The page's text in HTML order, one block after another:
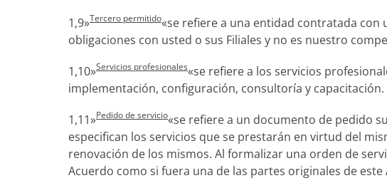
1,9»Tercero permitido«se refiere a una entidad contratada con
obligaciones con usted o sus Filiales y no es nuestro
1,10»Servicios profesionales«se refiere a los servicios
implementación, configuración, consultoría y capacitación.
1,11»Pedido de servicio«se refiere a un documento de pedido
especifican los servicios que se prestarán en virtud del
renovación de los mismos. Al formalizar una orden de
Acuerdo como si fuera una de las partes originales de este